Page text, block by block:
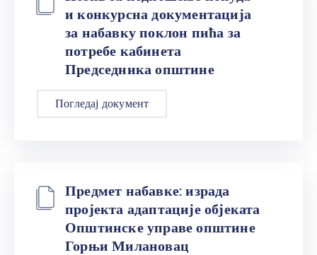
и конкурсна документација
за набавку поклон пића за
потребе кабинета
Председника општине
Погледај документ
Предмет набавке: израда
пројекта адаптације објеката
Општинске управе општине
Горњи Милановац